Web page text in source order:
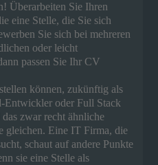
Überarbeiten Sie Ihren
eine Stelle, die Sie sich
Sie sich bei mehreren
oder leicht
passen Sie Ihr CV
können, zukünftig als
Entwickler oder Full Stack
zwar recht ähnliche
gleichen. Eine IT Firma, die
schaut auf andere Punkte
sie eine Stelle als